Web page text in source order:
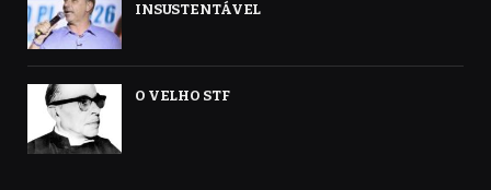
INSUSTENTÁVEL
O VELHO STF